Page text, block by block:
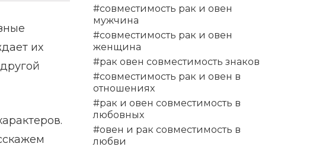
их
#совместимость рак и овен
мужчина
#совместимость рак и овен
женщина
#рак овен совместимость знаков
#совместимость рак и овен в
отношениях
#рак и овен совместимость в
любовных
#овен и рак совместимость в
любви